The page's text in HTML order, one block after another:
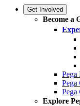
Get Involved
Become a
Pega
Pega
Pega
Explore